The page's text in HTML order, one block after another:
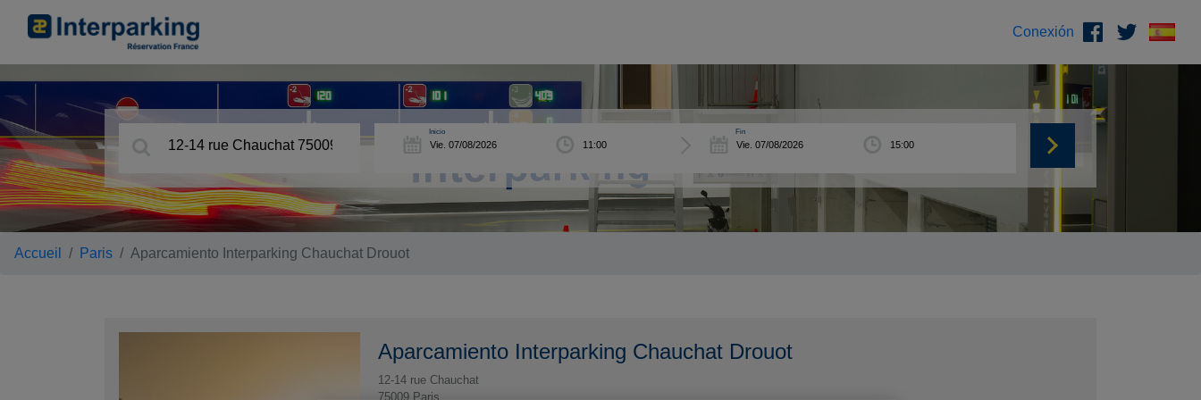
Conexión
Inicio Fin
Accueil Paris Aparcamiento Interparking Chauchat Drouot
Aparcamiento Interparking Chauchat Drouot
12-14 rue Chauchat
75009 Paris